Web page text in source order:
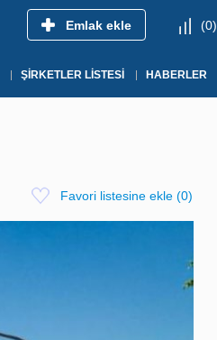
Emlak ekle (0)
ŞIRKETLER LISTESI HABERLER
Favori listesine ekle (0)